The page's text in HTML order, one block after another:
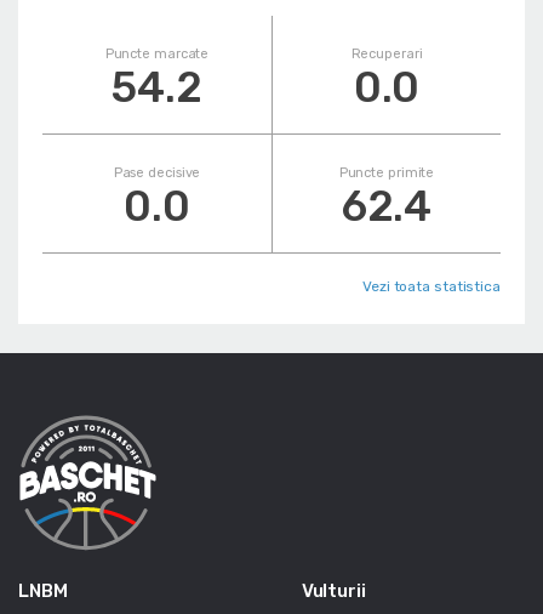
Puncte marcate
54.2
Recuperari
0.0
Pase decisive
0.0
Puncte primite
62.4
Vezi toata statistica
LNBM Vulturii